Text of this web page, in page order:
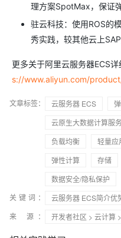
理方案SpotMax，保证
驻云科技：使用ROS的
秀实践，较其他云上
更多关于阿里云服务器ECS详
s://www.aliyun.com/
文章标签： 云服务器 ECS
云原生大数据计算服
负载均衡
轻量应
弹性计算
存储
数据安全/隐私保护
关键词：
云服务器 ECS简介优
来 源：
开发者社区 > 云计算 >